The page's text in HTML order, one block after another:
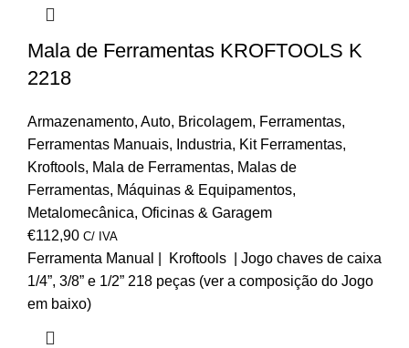
Mala de Ferramentas KROFTOOLS K
2218
Armazenamento, Auto, Bricolagem, Ferramentas,
Ferramentas Manuais, Industria, Kit Ferramentas,
Kroftools, Mala de Ferramentas, Malas de
Ferramentas, Máquinas & Equipamentos,
Metalomecânica, Oficinas & Garagem
€112,90 C/ IVA
Ferramenta Manual | Kroftools | Jogo chaves de caixa
1/4”, 3/8” e 1/2” 218 peças (ver a composição do Jogo
em baixo)